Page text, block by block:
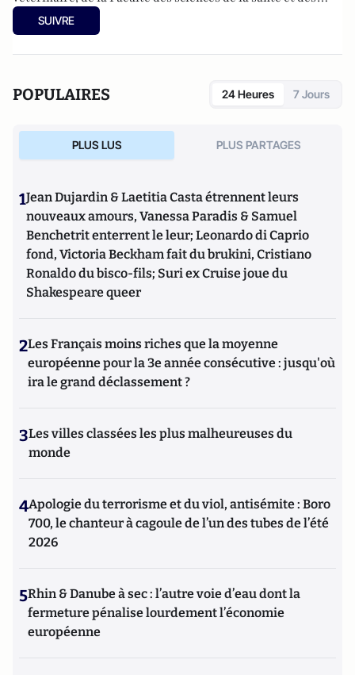
sciences médicales au sein de l'Université de Surrey.
SUIVRE
POPULAIRES 24 Heures 7 Jours
PLUS LUS PLUS PARTAGES
1Jean Dujardin & Laetitia Casta étrennent leurs
nouveaux amours, Vanessa Paradis & Samuel
Benchetrit enterrent le leur; Leonardo di Caprio
fond, Victoria Beckham fait du brukini, Cristiano
Ronaldo du bisco-fils; Suri ex Cruise joue du
Shakespeare queer
2Les Français moins riches que la moyenne
européenne pour la 3e année consécutive : jusqu'où
ira le grand déclassement ?
3Les villes classées les plus malheureuses du
monde
4Apologie du terrorisme et du viol, antisémite : Boro
700, le chanteur à cagoule de l’un des tubes de l’été
2026
5Rhin & Danube à sec : l’autre voie d’eau dont la
fermeture pénalise lourdement l’économie
européenne